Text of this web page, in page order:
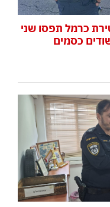
כרמל תפסו שני
כסמים